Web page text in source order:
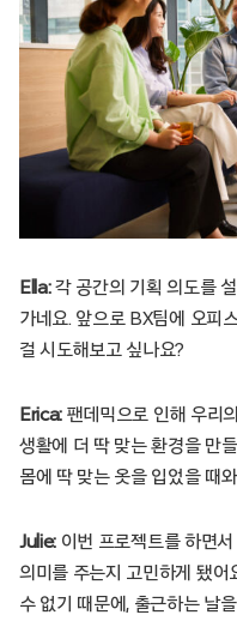
Ella:각 공간의 기획 의도를
가네요. 앞으로 BX팀에 오피
걸 시도해보고 싶나요?
Erica: 팬데믹으로 인해 우리
생활에 더 딱 맞는 환경을 만
몸에 딱 맞는 옷을 입었을 때
Julie: 이번 프로젝트를 하면서
의미를 주는지 고민하게 됐어
수 없기 때문에, 출근하는 날